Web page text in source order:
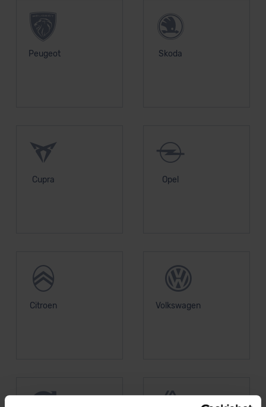
Peugeot Skoda
Cupra Opel
Citroen Volkswagen